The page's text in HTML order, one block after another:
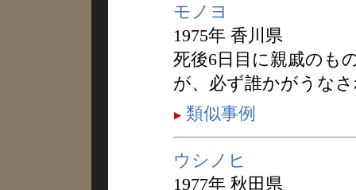
モノヨ
1975年 香川県
死後6日目に親戚のも
が、必ず誰かがうな
類似事例
ウシノヒ
1977年 秋田県